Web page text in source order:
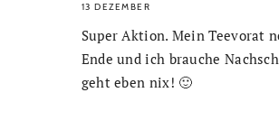
13 DEZEMBER
Super Aktion. Mein Teevorat
Ende und ich brauche
geht eben nix! 🙂